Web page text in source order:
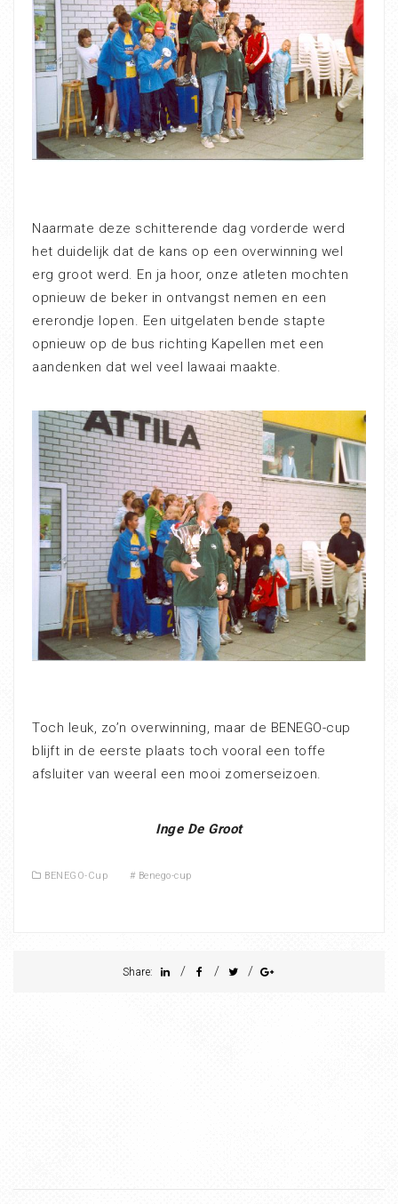
Naarmate deze schitterende dag vorderde werd
het duidelijk dat de kans op een overwinning wel
erg groot werd. En ja hoor, onze atleten mochten
opnieuw de beker in ontvangst nemen en een
ererondje lopen. Een uitgelaten bende stapte
opnieuw op de bus richting Kapellen met een
aandenken dat wel veel lawaai maakte.
Toch leuk, zo’n overwinning, maar de BENEGO-cup
blijft in de eerste plaats toch vooral een toffe
afsluiter van weeral een mooi zomerseizoen.
Inge De Groot
BENEGO-Cup # Benego-cup
Share: / / /